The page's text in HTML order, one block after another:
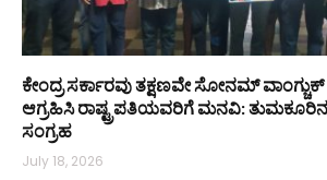
ಕೇಂದ್ರ ಸರ್ಕಾರವು ತಕ್ಷಣವೇ ಸೋನಮ್
ಆಗ್ರಹಿಸಿ ರಾಷ್ಟ್ರಪತಿಯವರಿಗೆ ಮನವಿ:
ಸಂಗ್ರಹ
July 18, 2026